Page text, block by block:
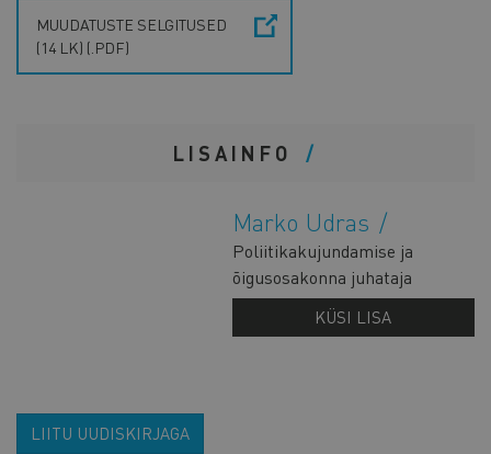
MUUDATUSTE SELGITUSED
(14 LK) (.PDF)
LISAINFO
Marko Udras
Poliitikakujundamise ja
õigusosakonna juhataja
KÜSI LISA
LIITU UUDISKIRJAGA